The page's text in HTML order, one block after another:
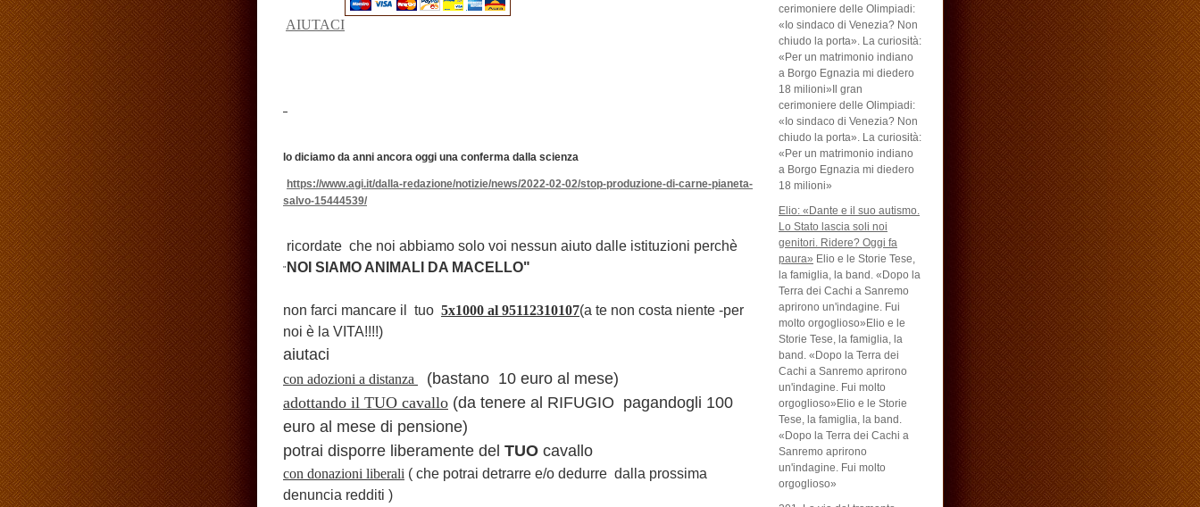
AIUTACI
lo diciamo da anni ancora oggi una conferma dalla scienza
https://www.agi.it/dalla-redazione/notizie/news/2022-02-02/stop-produzione-di-carne-pianeta-
salvo-15444539/
ricordate che noi abbiamo solo voi nessun aiuto dalle istituzioni perchè
" NOI SIAMO ANIMALI DA MACELLO"
non farci mancare il tuo 5x1000 al 95112310107(a te non costa niente -per
noi è la VITA!!!!)
aiutaci
con adozioni a distanza
(bastano 10 euro al mese)
adottando il TUO cavallo (da tenere al RIFUGIO pagandogli 100
euro al mese di pensione)
potrai disporre liberamente del TUO cavallo
con donazioni liberali ( che potrai detrarre e/o dedurre dalla prossima
denuncia redditi )
cerimoniere delle Olimpiadi:
«Io sindaco di Venezia? Non
chiudo la porta». La curiosità:
«Per un matrimonio indiano
a Borgo Egnazia mi diedero
18 milioni»Il gran
cerimoniere delle Olimpiadi:
«Io sindaco di Venezia? Non
chiudo la porta». La curiosità:
«Per un matrimonio indiano
a Borgo Egnazia mi diedero
18 milioni»
Elio: «Dante e il suo autismo.
Lo Stato lascia soli noi
genitori. Ridere? Oggi fa
paura» Elio e le Storie Tese,
la famiglia, la band. «Dopo la
Terra dei Cachi a Sanremo
aprirono un'indagine. Fui
molto orgoglioso»Elio e le
Storie Tese, la famiglia, la
band. «Dopo la Terra dei
Cachi a Sanremo aprirono
un'indagine. Fui molto
orgoglioso»Elio e le Storie
Tese, la famiglia, la band.
«Dopo la Terra dei Cachi a
Sanremo aprirono
un'indagine. Fui molto
orgoglioso»